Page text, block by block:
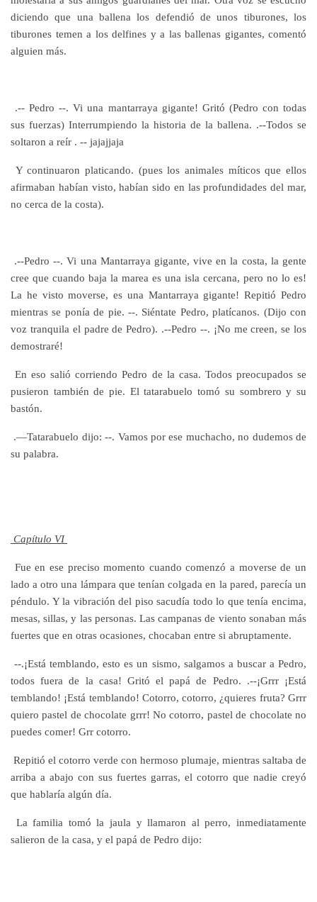
diciendo que una ballena los defendió de unos tiburones, los
tiburones temen a los delfines y a las ballenas gigantes, comentó
alguien más.
.-- Pedro --. Vi una mantarraya gigante! Gritó (Pedro con todas
sus fuerzas) Interrumpiendo la historia de la ballena. .--Todos se
soltaron a reír . -- jajajjaja
Y continuaron platicando. (pues los animales míticos que ellos
afirmaban habían visto, habían sido en las profundidades del mar,
no cerca de la costa).
.--Pedro --. Vi una Mantarraya gigante, vive en la costa, la gente
cree que cuando baja la marea es una isla cercana, pero no lo es!
La he visto moverse, es una Mantarraya gigante! Repitió Pedro
mientras se ponía de pie. --. Siéntate Pedro, platícanos. (Dijo con
voz tranquila el padre de Pedro). .--Pedro --. ¡No me creen, se los
demostraré!
En eso salió corriendo Pedro de la casa. Todos preocupados se
pusieron también de pie. El tatarabuelo tomó su sombrero y su
bastón.
.—Tatarabuelo dijo: --. Vamos por ese muchacho, no dudemos de
su palabra.
Capítulo VI
Fue en ese preciso momento cuando comenzó a moverse de un
lado a otro una lámpara que tenían colgada en la pared, parecía un
péndulo. Y la vibración del piso sacudía todo lo que tenía encima,
mesas, sillas, y las personas. Las campanas de viento sonaban más
fuertes que en otras ocasiones, chocaban entre si abruptamente.
--.¡Está temblando, esto es un sismo, salgamos a buscar a Pedro,
todos fuera de la casa! Gritó el papá de Pedro. .--¡Grrr ¡Está
temblando! ¡Está temblando! Cotorro, cotorro, ¿quieres fruta? Grrr
quiero pastel de chocolate grrr! No cotorro, pastel de chocolate no
puedes comer! Grr cotorro.
Repitió el cotorro verde con hermoso plumaje, mientras saltaba de
arriba a abajo con sus fuertes garras, el cotorro que nadie creyó
que hablaría algún día.
La familia tomó la jaula y llamaron al perro, inmediatamente
salieron de la casa, y el papá de Pedro dijo: